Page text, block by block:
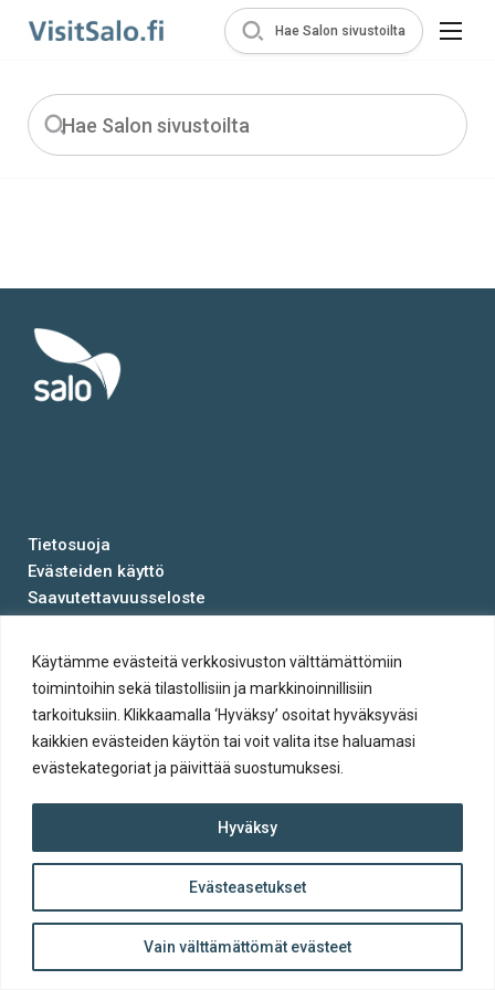
Käytämme evästeitä verkkosivuston välttämättömiin
toimintoihin sekä tilastollisiin ja markkinoinnillisiin
tarkoituksiin. Klikkaamalla ‘Hyväksy’ osoitat hyväksyväsi
kaikkien evästeiden käytön tai voit valita itse haluamasi
evästekategoriat ja päivittää suostumuksesi.
Evästeasetukset
Vain välttämättömät evästeet
Hyväksy
Hae Salon sivustoilta
Haku
ylös
Tietosuoja
Evästeiden käyttö
Saavutettavuusseloste
Website crafted by Evermade.